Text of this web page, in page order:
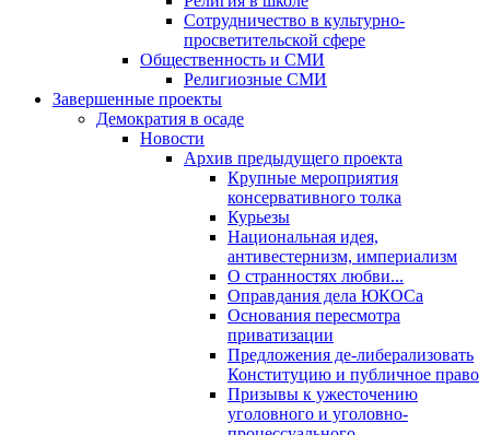
Сотрудничество в культурно-
просветительской сфере
Общественность и СМИ
Религиозные СМИ
Завершенные проекты
Демократия в осаде
Новости
Архив предыдущего проекта
Крупные мероприятия
консервативного толка
Курьезы
Национальная идея,
антивестернизм, империализм
О странностях любви...
Оправдания дела ЮКОСа
Основания пересмотра
приватизации
Предложения де-либерализовать
Конституцию и публичное право
Призывы к ужесточению
уголовного и уголовно-